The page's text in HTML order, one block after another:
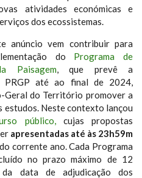
atividades económicas e
dos ecossistemas.
anúncio vem contribuir para
do Programa de
Paisagem, que prevê a
PRGP até ao final de 2024,
Geral do Território promover a
estudos. Neste contexto lançou
público,cujas propostas
apresentadas até às 23h59m
do corrente ano. Cada Programa
no prazo máximo de 12
data de adjudicação dos